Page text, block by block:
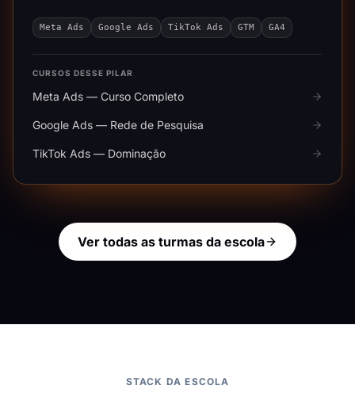
Meta Ads Google Ads TikTok Ads GTM GA4
CURSOS DESSE PILAR
Meta Ads — Curso Completo
Google Ads — Rede de Pesquisa
TikTok Ads — Dominação
Ver todas as turmas da escola
STACK DA ESCOLA